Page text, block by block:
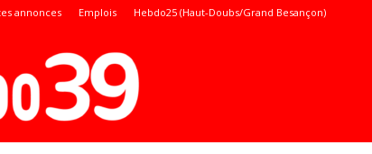
annonces Emplois Hebdo25 (Haut-Doubs/Grand Besançon)